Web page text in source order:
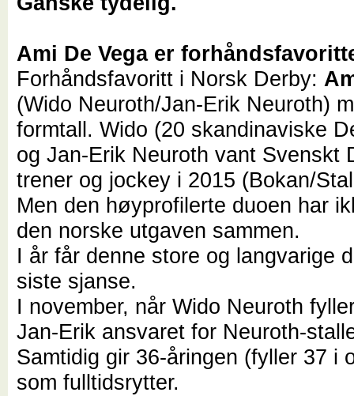
Ami De Vega er
Forhåndsfavoritt i Norsk Derby:
(Wido Neuroth/Jan-Erik Neuroth)
formtall. Wido (20 skandinaviske
og Jan-Erik Neuroth vant Svenskt
trener og jockey i 2015 (Bokan/
Men den høyprofilerte duoen har
den norske utgaven sammen.
I år får denne store og langvarige
siste sjanse.
I november, når Wido Neuroth
Jan-Erik ansvaret for Neuroth-
Samtidig gir 36-åringen (fyller 37 i
som fulltidsrytter.